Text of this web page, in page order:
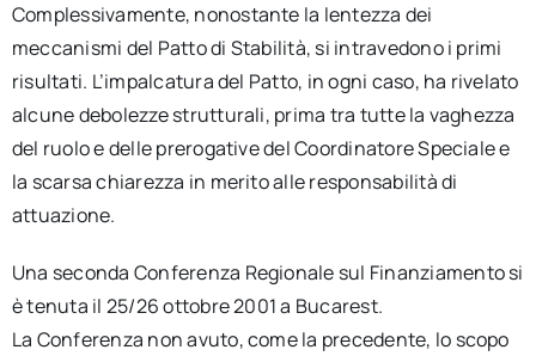
Complessivamente, nonostante la lentezza dei
meccanismi del Patto di Stabilità, si intravedono i primi
risultati. L’impalcatura del Patto, in ogni caso, ha rivelato
alcune debolezze strutturali, prima tra tutte la vaghezza
del ruolo e delle prerogative del Coordinatore Speciale e
la scarsa chiarezza in merito alle responsabilità di
attuazione.
Una seconda Conferenza Regionale sul Finanziamento si
è tenuta il 25/26 ottobre 2001 a Bucarest.
La Conferenza non avuto, come la precedente, lo scopo